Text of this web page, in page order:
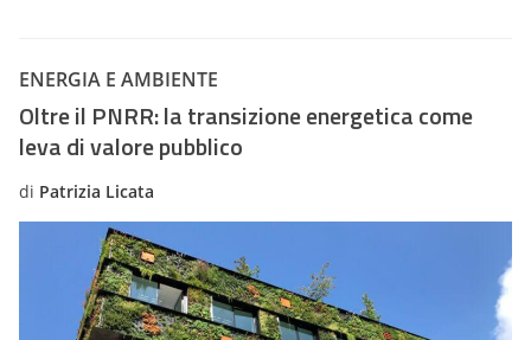
ENERGIA E AMBIENTE
Oltre il PNRR: la transizione energetica come
leva di valore pubblico
di Patrizia Licata